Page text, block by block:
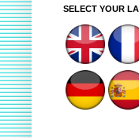
Στην αριστερή
SELECT YOUR